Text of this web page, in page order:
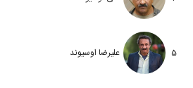
5 علیرضا اوسیوند